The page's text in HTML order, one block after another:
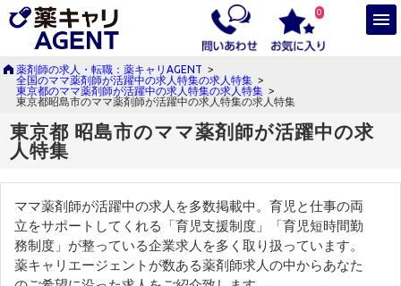
0
薬剤師の求人・転職：薬キャリAGENT >
全国のママ薬剤師が活躍中の求人特集の求人特集 >
東京都のママ薬剤師が活躍中の求人特集の求人特集 >
東京都昭島市のママ薬剤師が活躍中の求人特集の求人特集
東京都 昭島市のママ薬剤師が活躍中の求
人特集
ママ薬剤師が活躍中の求人を多数掲載中。育児と仕事の両
立をサポートしてくれる「育児支援制度」「育児短時間勤
務制度」が整っている企業求人を多く取り扱っています。
薬キャリエージェントが数ある薬剤師求人の中からあなた